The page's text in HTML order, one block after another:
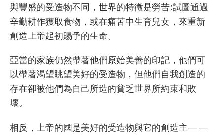
與豐盛的受造物不同，世界的特徵是勞苦:試圖通過
辛勤耕作獲取食物，或在痛苦中生育兒女，來重新
創造上帝起初賜予的生命。
亞當的家族仍然帶著他們原始美善的印記，他們可
以帶著渴望眺望美好的受造物，但他們自我創造的
存在卻被他們為自己所造的貧乏世界所約束和敗
壞。
相反，上帝的國是美好的受造物與它的創造主——